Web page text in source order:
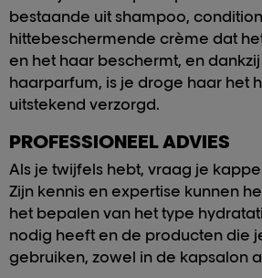
bestaande uit shampoo,
hittebeschermende crème dat
en het haar beschermt, en
haarparfum, is je droge haar het
uitstekend verzorgd.
PROFESSIONEEL ADVIES
Als je twijfels hebt, vraag je
Zijn kennis en expertise kunnen
het bepalen van het type
nodig heeft en de producten die
gebruiken, zowel in de kapsalon